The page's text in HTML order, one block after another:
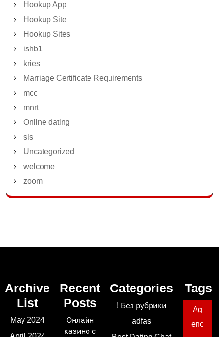
Hookup App
Hookup Site
Hookup Sites
ishb1
kries
Marriage Certificate Requirements
mcc
mnrt
Online dating
sls
Uncategorized
welcome
zoom
Archive
List
May 2024
Recent
Posts
Онлайн
казино с
Categories
! Без рубрики
adfas
Tags
Ag
enc